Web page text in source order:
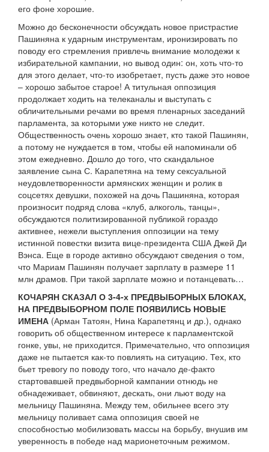
его фоне хорошие.
Можно до бесконечности обсуждать новое пристрастие
Пашиняна к ударным инструментам, иронизировать по
поводу его стремления привлечь внимание молодежи к
избирательной кампании, но вывод один: он, хоть что-то
для этого делает, что-то изобретает, пусть даже это новое
– хорошо забытое старое! А титульная оппозиция
продолжает ходить на телеканалы и выступать с
обличительными речами во время пленарных заседаний
парламента, за которыми уже никто не следит.
Общественность очень хорошо знает, кто такой Пашинян,
а потому не нуждается в том, чтобы ей напоминали об
этом ежедневно. Дошло до того, что скандальное
заявление сына С. Карапетяна на тему сексуальной
неудовлетворенности армянских женщин и ролик в
соцсетях девушки, похожей на дочь Пашиняна, которая
произносит подряд слова «клуб, алкоголь, танцы»,
обсуждаются политизированной публикой гораздо
активнее, нежели выступления оппозиции на тему
истинной повестки визита вице-президента США Джей Ди
Вэнса. Еще в городе активно обсуждают сведения о том,
что Мариам Пашинян получает зарплату в размере 11
млн драмов. При такой зарплате можно и потанцевать…
КОЧАРЯН СКАЗАЛ О 3-4-х ПРЕДВЫБОРНЫХ БЛОКАХ,
НА ПРЕДВЫБОРНОМ ПОЛЕ ПОЯВИЛИСЬ НОВЫЕ
ИМЕНА (Арман Татоян, Нина Карапетянц и др.), однако
говорить об общественном интересе к парламентской
гонке, увы, не приходится. Примечательно, что оппозиция
даже не пытается как-то повлиять на ситуацию. Тех, кто
бьет тревогу по поводу того, что начало де-факто
стартовавшей предвыборной кампании отнюдь не
обнадеживает, обвиняют, дескать, они льют воду на
мельницу Пашиняна. Между тем, обильнее всего эту
мельницу поливает сама оппозиция своей не
способностью мобилизовать массы на борьбу, внушив им
уверенность в победе над марионеточным режимом.